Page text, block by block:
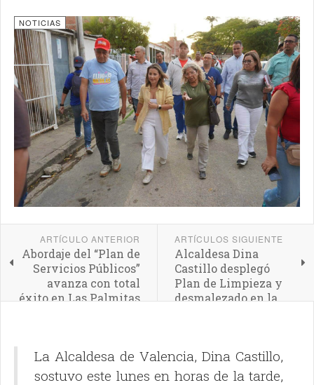
NOTICIAS
ARTÍCULO ANTERIOR
Abordaje del “Plan de
Servicios Públicos”
avanza con total
éxito en Las Palmitas
ARTÍCULOS SIGUIENTE
Alcaldesa Dina
Castillo desplegó
Plan de Limpieza y
desmalezado en la
La Alcaldesa de Valencia, Dina Castillo,
sostuvo este lunes en horas de la tarde,